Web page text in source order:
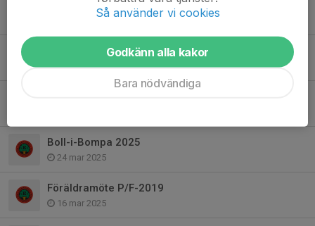
Sommaruppehåll
16 jun 2025
Ledare 2026
3 jun 2025
Boll-i-Bompa 2025
24 mar 2025
Föräldramöte P/F-2019
16 mar 2025
Så använder vi cookies
Godkänn alla kakor
Bara nödvändiga